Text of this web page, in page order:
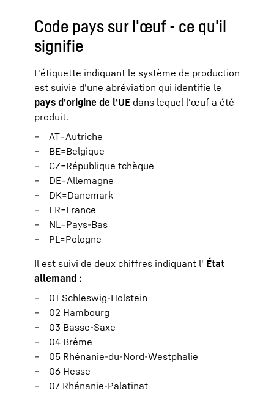
Code pays sur l'œuf - ce qu'il
signifie
L'étiquette indiquant le système de production
est suivie d'une abréviation qui identifie le
pays d'origine de l'UE dans lequel l'œuf a été
produit.
AT=Autriche
BE=Belgique
CZ=République tchèque
DE=Allemagne
DK=Danemark
FR=France
NL=Pays-Bas
PL=Pologne
Il est suivi de deux chiffres indiquant l' État
allemand :
01 Schleswig-Holstein
02 Hambourg
03 Basse-Saxe
04 Brême
05 Rhénanie-du-Nord-Westphalie
06 Hesse
07 Rhénanie-Palatinat